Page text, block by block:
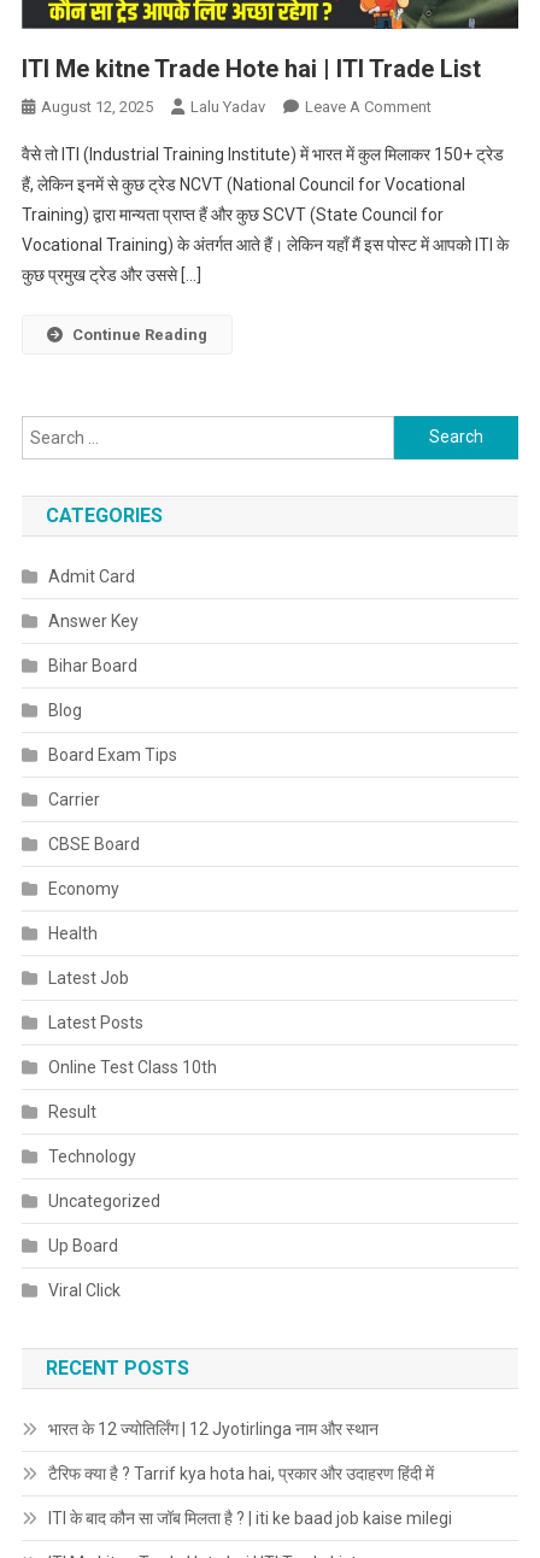
ITI Me kitne Trade Hote hai | ITI Trade List
August 12, 2025 Lalu Yadav Leave A CommentOn
Me
Kitne
Trade
Hote
वैसे तो ITI (Industrial Training Institute) में भारत में कुल मिलाकर 150+ ट्रेड
हैं, लेकिन इनमें से कुछ ट्रेड NCVT (National Council for Vocational
Training) द्वारा मान्यता प्राप्त हैं और कुछ SCVT (State Council for
Vocational Training) के अंतर्गत आते हैं। लेकिन यहाँ मैं इस पोस्ट में आपको ITI के
कुछ प्रमुख ट्रेड और उससे […]
Continue Reading
Search
for:
CATEGORIES
Admit Card
Answer Key
Bihar Board
Blog
Board Exam Tips
Carrier
CBSE Board
Economy
Health
Latest Job
Latest Posts
Online Test Class 10th
Result
Technology
Uncategorized
Up Board
Viral Click
RECENT POSTS
भारत के 12 ज्योतिर्लिंग | 12 Jyotirlinga नाम और स्थान
टैरिफ क्या है ? Tarrif kya hota hai, प्रकार और उदाहरण हिंदी में
ITI के बाद कौन सा जॉब मिलता है ? | iti ke baad job kaise milegi